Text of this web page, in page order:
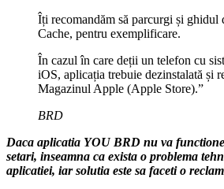
Îți recomandăm să parcurgi și ghidul
Cache, pentru exemplificare.
În cazul în care deții un telefon cu
iOS, aplicația trebuie dezinstalată și
Magazinul Apple (Apple Store).”
BRD
Daca aplicatia YOU BRD nu va
setari, inseamna ca exista o problema
aplicatiei, iar solutia este sa faceti o